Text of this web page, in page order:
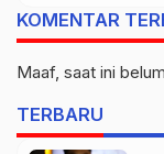
KOMENTAR
Maaf, saat ini
TERBARU